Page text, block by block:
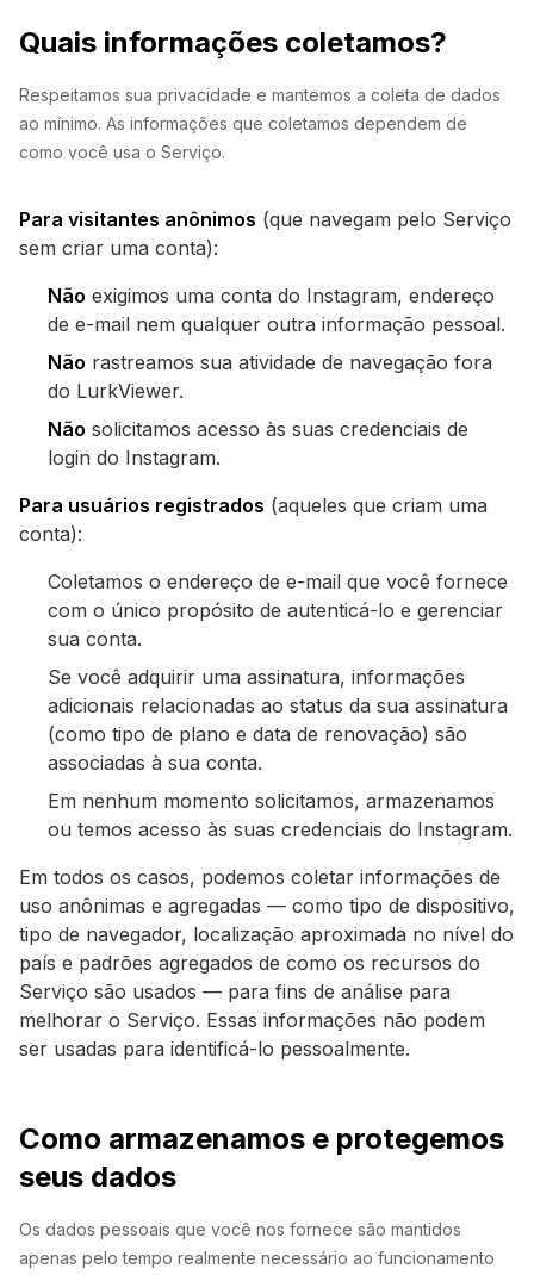
Quais informações coletamos?
Respeitamos sua privacidade e mantemos a coleta de dados
ao mínimo. As informações que coletamos dependem de
como você usa o Serviço.
Para visitantes anônimos (que navegam pelo Serviço
sem criar uma conta):
Não exigimos uma conta do Instagram, endereço
de e-mail nem qualquer outra informação pessoal.
Não rastreamos sua atividade de navegação fora
do LurkViewer.
Não solicitamos acesso às suas credenciais de
login do Instagram.
Para usuários registrados (aqueles que criam uma
conta):
Coletamos o endereço de e-mail que você fornece
com o único propósito de autenticá-lo e gerenciar
sua conta.
Se você adquirir uma assinatura, informações
adicionais relacionadas ao status da sua assinatura
(como tipo de plano e data de renovação) são
associadas à sua conta.
Em nenhum momento solicitamos, armazenamos
ou temos acesso às suas credenciais do Instagram.
Em todos os casos, podemos coletar informações de
uso anônimas e agregadas — como tipo de dispositivo,
tipo de navegador, localização aproximada no nível do
país e padrões agregados de como os recursos do
Serviço são usados — para fins de análise para
melhorar o Serviço. Essas informações não podem
ser usadas para identificá-lo pessoalmente.
Como armazenamos e protegemos
seus dados
Os dados pessoais que você nos fornece são mantidos
apenas pelo tempo realmente necessário ao funcionamento